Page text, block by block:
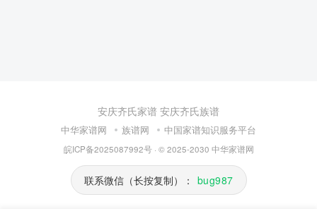
安庆齐氏家谱 安庆齐氏族谱
中华家谱网 族谱网 中国家谱知识服务平台
皖ICP备2025087992号· © 2025-2030 中华家谱网
联系微信（长按复制）： bug987